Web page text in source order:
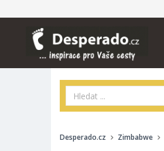
Desperado.cz Zimbabwe